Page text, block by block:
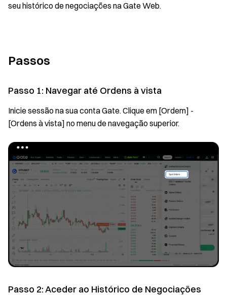
seu histórico de negociações na Gate Web.
Passos
Passo 1: Navegar até Ordens à vista
Inicie sessão na sua conta Gate. Clique em [Ordem] -
[Ordens à vista] no menu de navegação superior.
Passo 2: Aceder ao Histórico de Negociações